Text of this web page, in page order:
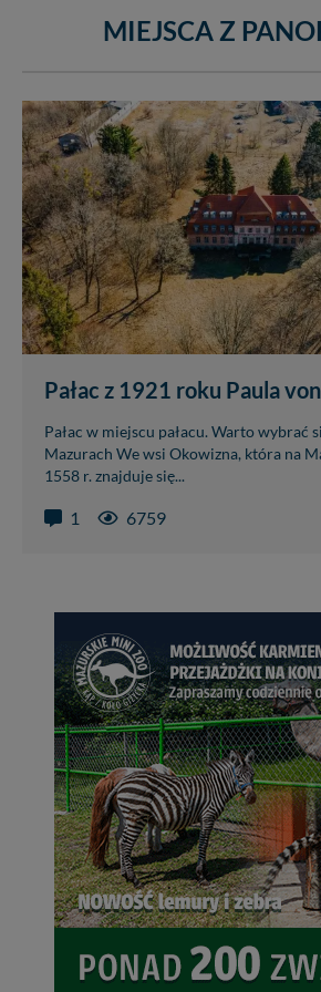
MIEJSCA Z
Pałac z 1921 roku Paula
Pałac w miejscu pałacu. Warto wybrać
Mazurach We wsi Okowizna, która na
1558 r. znajduje się...
1 6759
Dziękujemy, i życzmy miłego